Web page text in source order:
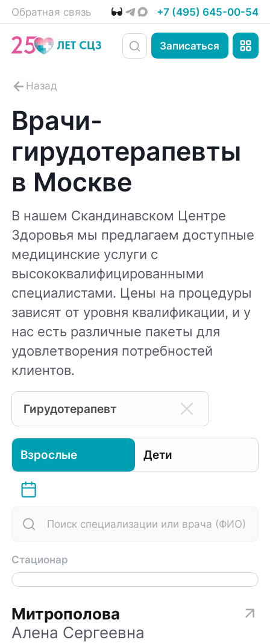
Обратная связь +7 (495) 645-00-54
Записаться
Врачи-
гирудотерапевты
в Москве
В нашем Скандинавском Центре
Здоровья мы предлагаем доступные
медицинские услуги с
высококвалифицированными
специалистами. Цены на процедуры
зависят от уровня квалификации, и у
нас есть различные пакеты для
удовлетворения потребностей
клиентов.
Гирудотерапевт
Взрослые Дети
Стационар
Митрополова
Алена Сергеевна